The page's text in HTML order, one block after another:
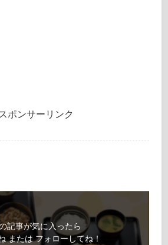
スポンサーリンク
記事が気に入ったら
または フォローしてね！